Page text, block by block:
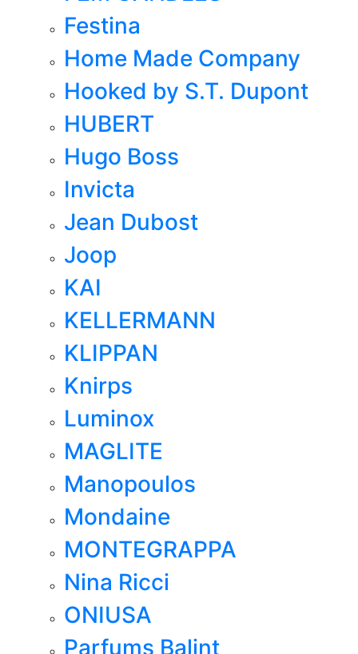
Festina
Home Made Company
Hooked by S.T. Dupont
HUBERT
Hugo Boss
Invicta
Jean Dubost
Joop
KAI
KELLERMANN
KLIPPAN
Knirps
Luminox
MAGLITE
Manopoulos
Mondaine
MONTEGRAPPA
Nina Ricci
ONIUSA
Parfums Balint